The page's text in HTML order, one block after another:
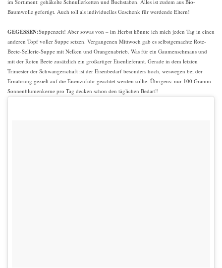
im Sortiment: gehäkelte Schnullerketten und Buchstaben. Alles ist zudem aus Bio-
Baumwolle gefertigt. Auch toll als individuelles Geschenk für werdende Eltern!
GEGESSEN:Suppenzeit! Aber sowas von – im Herbst könnte ich mich jeden Tag in einen
anderen Topf voller Suppe setzen. Vergangenen Mittwoch gab es selbstgemachte Rote-
Beete-Sellerie-Suppe mit Nelken und Orangenabrieb. Was für ein Gaumenschmaus und
mit der Roten Beete zusätzlich ein großartiger Eisenlieferant. Gerade in dem letzten
Trimester der Schwangerschaft ist der Eisenbedarf besonders hoch, weswegen bei der
Ernährung gezielt auf die Eisenzufuhr geachtet werden sollte. Übrigens: nur 100 Gramm
Sonnenblumenkerne pro Tag decken schon den täglichen Bedarf!